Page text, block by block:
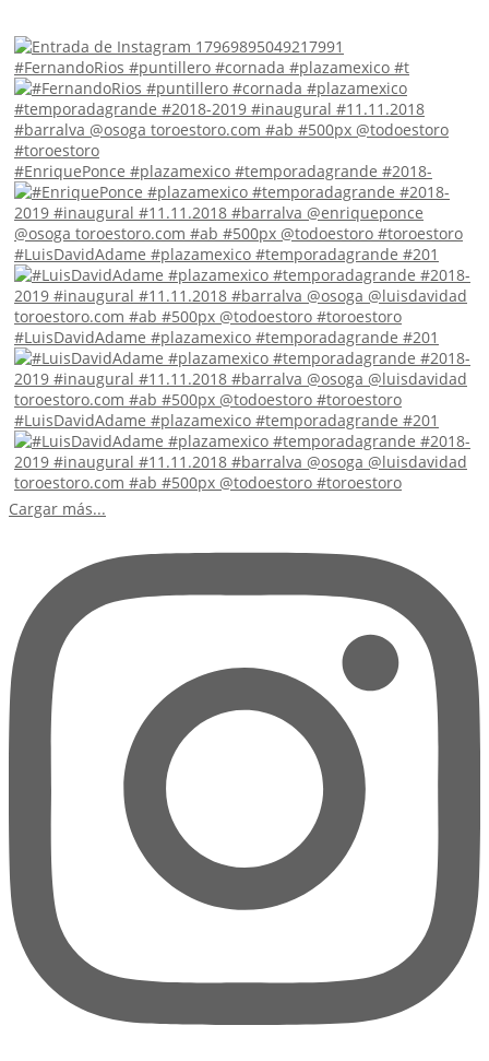
#FernandoRios #puntillero #cornada #plazamexico #t
#EnriquePonce #plazamexico #temporadagrande #2018-
#LuisDavidAdame #plazamexico #temporadagrande #201
#LuisDavidAdame #plazamexico #temporadagrande #201
#LuisDavidAdame #plazamexico #temporadagrande #201
Cargar más...